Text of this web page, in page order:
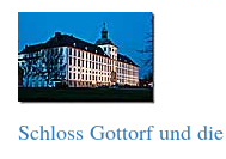
Schloss Gottorf und